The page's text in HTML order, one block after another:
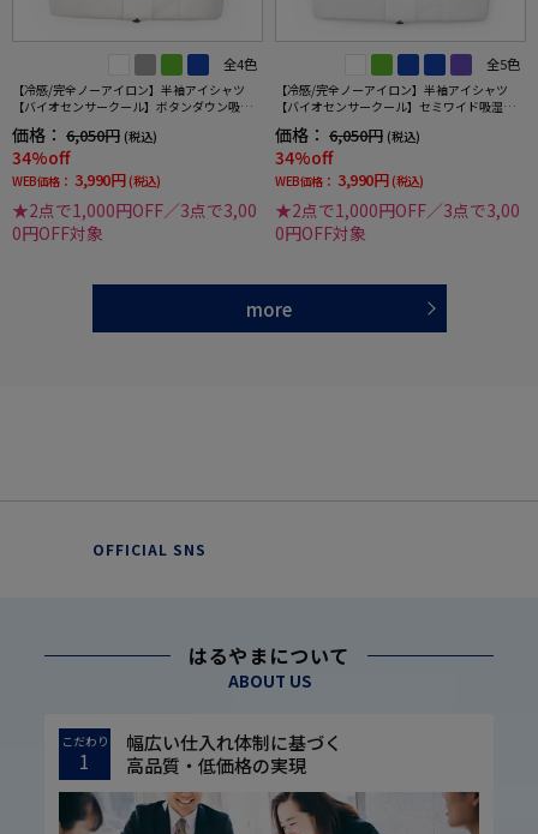
全4色
【冷感/完全ノーアイロン】半袖アイシャツ
【バイオセンサークール】ボタンダウン吸湿
価格： 6,050円 (税込)
34%off
WEB価格： 3,990円 (税込)
★2点で1,000円OFF／3点で3,00
0円OFF対象
全5色
【冷感/完全ノーアイロン】半袖アイシャツ
【バイオセンサークール】セミワイド吸湿冷
価格： 6,050円 (税込)
34%off
WEB価格： 3,990円 (税込)
★2点で1,000円OFF／3点で3,00
0円OFF対象
more
OFFICIAL SNS
はるやまについて
ABOUT US
こだわり
1
幅広い仕入れ体制に基づく
高品質・低価格の実現